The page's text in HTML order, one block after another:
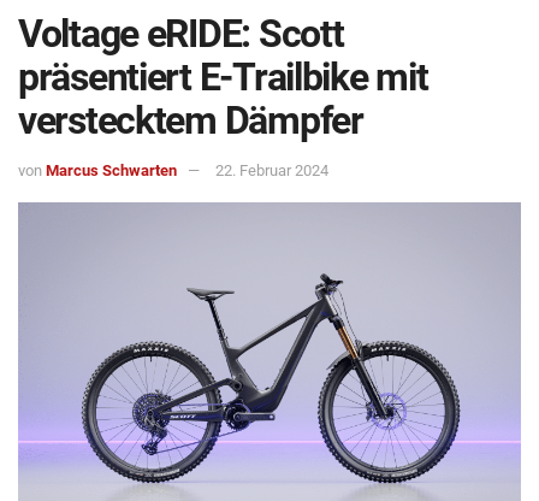
Voltage eRIDE: Scott
präsentiert E-Trailbike mit
verstecktem Dämpfer
von Marcus Schwarten 22. Februar 2024